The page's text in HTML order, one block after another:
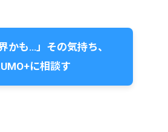
かも…」その気持ち、
に相談す